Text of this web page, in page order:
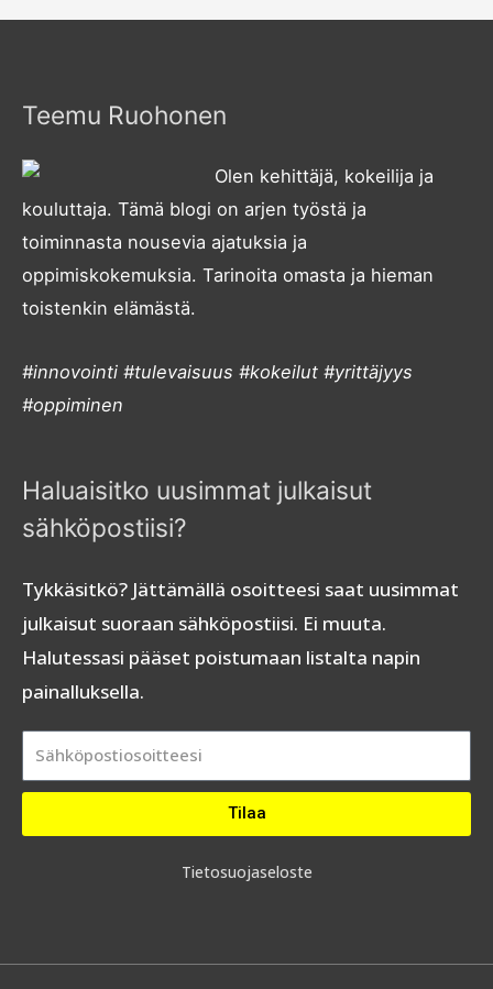
Teemu Ruohonen
Olen kehittäjä, kokeilija ja
kouluttaja. Tämä blogi on arjen työstä ja
toiminnasta nousevia ajatuksia ja
oppimiskokemuksia. Tarinoita omasta ja hieman
toistenkin elämästä.
#innovointi #tulevaisuus #kokeilut #yrittäjyys
#oppiminen
Haluaisitko uusimmat julkaisut
sähköpostiisi?
Tykkäsitkö? Jättämällä osoitteesi saat uusimmat
julkaisut suoraan sähköpostiisi. Ei muuta.
Halutessasi pääset poistumaan listalta napin
painalluksella.
Tilaa
Tietosuojaseloste